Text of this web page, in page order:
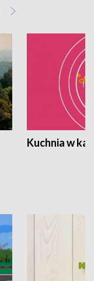
Kuchnia w